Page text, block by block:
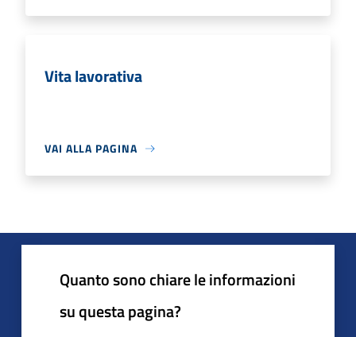
Vita lavorativa
VAI ALLA PAGINA
Quanto sono chiare le informazioni
su questa pagina?